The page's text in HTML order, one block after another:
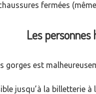
fermées
Les
gorges est
jusqu’à la billetterie